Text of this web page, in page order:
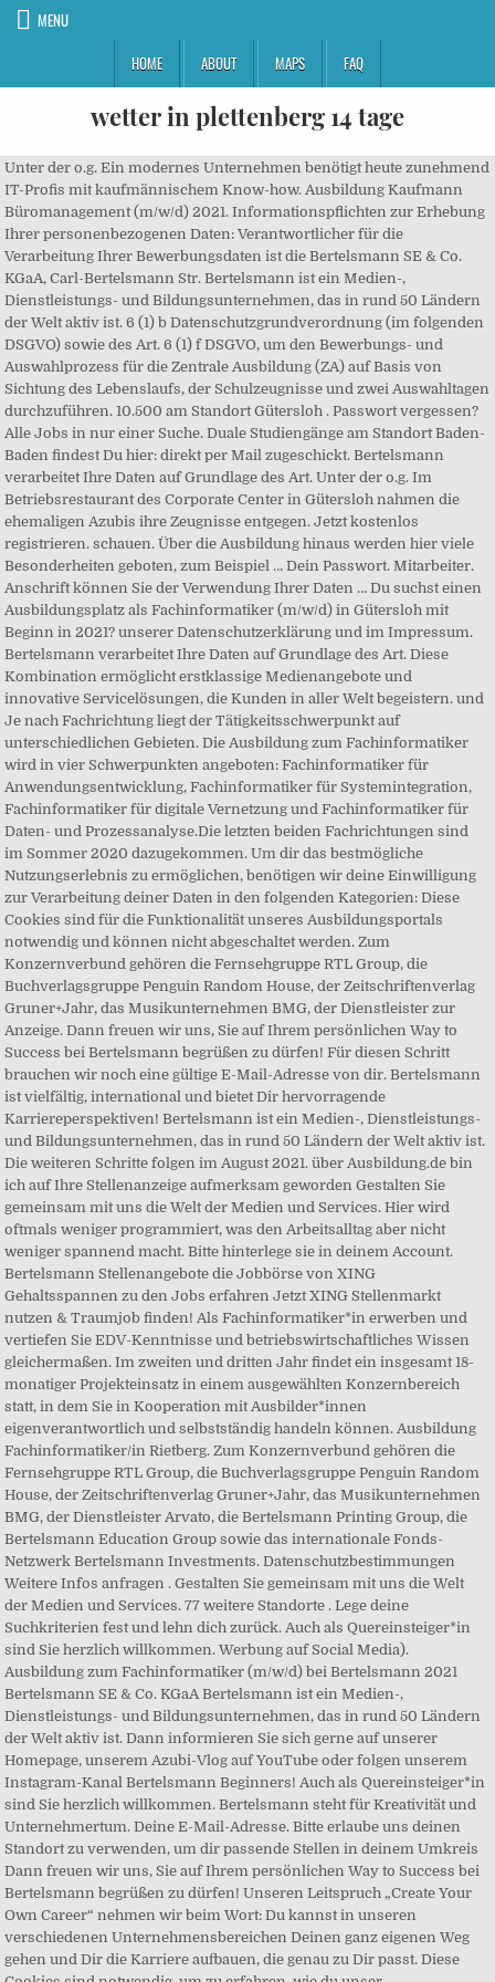
MENU
HOME
ABOUT MAPS FAQ
wetter in plettenberg 14 tage
Unter der o.g. Ein modernes Unternehmen benötigt heute zunehmend IT-Profis mit kaufmännischem Know-how. Ausbildung Kaufmann Büromanagement (m/w/d) 2021. Informationspflichten zur Erhebung Ihrer personenbezogenen Daten: Verantwortlicher für die Verarbeitung Ihrer Bewerbungsdaten ist die Bertelsmann SE & Co. KGaA, Carl-Bertelsmann Str. Bertelsmann ist ein Medien-, Dienstleistungs- und Bildungsunternehmen, das in rund 50 Ländern der Welt aktiv ist. 6 (1) b Datenschutzgrundverordnung (im folgenden DSGVO) sowie des Art. 6 (1) f DSGVO, um den Bewerbungs- und Auswahlprozess für die Zentrale Ausbildung (ZA) auf Basis von Sichtung des Lebenslaufs, der Schulzeugnisse und zwei Auswahltagen durchzuführen. 10.500 am Standort Gütersloh . Passwort vergessen? Alle Jobs in nur einer Suche. Duale Studiengänge am Standort Baden-Baden findest Du hier: direkt per Mail zugeschickt. Bertelsmann verarbeitet Ihre Daten auf Grundlage des Art. Unter der o.g. Im Betriebsrestaurant des Corporate Center in Gütersloh nahmen die ehemaligen Azubis ihre Zeugnisse entgegen. Jetzt kostenlos registrieren. schauen. Über die Ausbildung hinaus werden hier viele Besonderheiten geboten, zum Beispiel … Dein Passwort. Mitarbeiter. Anschrift können Sie der Verwendung Ihrer Daten … Du suchst einen Ausbildungsplatz als Fachinformatiker (m/w/d) in Gütersloh mit Beginn in 2021? unserer Datenschutzerklärung und im Impressum. Bertelsmann verarbeitet Ihre Daten auf Grundlage des Art. Diese Kombination ermöglicht erstklassige Medienangebote und innovative Servicelösungen, die Kunden in aller Welt begeistern. und Je nach Fachrichtung liegt der Tätigkeitsschwerpunkt auf unterschiedlichen Gebieten. Die Ausbildung zum Fachinformatiker wird in vier Schwerpunkten angeboten: Fachinformatiker für Anwendungsentwicklung, Fachinformatiker für Systemintegration, Fachinformatiker für digitale Vernetzung und Fachinformatiker für Daten- und Prozessanalyse.Die letzten beiden Fachrichtungen sind im Sommer 2020 dazugekommen. Um dir das bestmögliche Nutzungserlebnis zu ermöglichen, benötigen wir deine Einwilligung zur Verarbeitung deiner Daten in den folgenden Kategorien: Diese Cookies sind für die Funktionalität unseres Ausbildungsportals notwendig und können nicht abgeschaltet werden. Zum Konzernverbund gehören die Fernsehgruppe RTL Group, die Buchverlagsgruppe Penguin Random House, der Zeitschriftenverlag Gruner+Jahr, das Musikunternehmen BMG, der Dienstleister zur Anzeige. Dann freuen wir uns, Sie auf Ihrem persönlichen Way to Success bei Bertelsmann begrüßen zu dürfen! Für diesen Schritt brauchen wir noch eine gültige E-Mail-Adresse von dir. Bertelsmann ist vielfältig, international und bietet Dir hervorragende Karriereperspektiven! Bertelsmann ist ein Medien-, Dienstleistungs- und Bildungsunternehmen, das in rund 50 Ländern der Welt aktiv ist. Die weiteren Schritte folgen im August 2021. über Ausbildung.de bin ich auf Ihre Stellenanzeige aufmerksam geworden Gestalten Sie gemeinsam mit uns die Welt der Medien und Services. Hier wird oftmals weniger programmiert, was den Arbeitsalltag aber nicht weniger spannend macht. Bitte hinterlege sie in deinem Account. Bertelsmann Stellenangebote die Jobbörse von XING Gehaltsspannen zu den Jobs erfahren Jetzt XING Stellenmarkt nutzen & Traumjob finden! Als Fachinformatiker*in erwerben und vertiefen Sie EDV-Kenntnisse und betriebswirtschaftliches Wissen gleichermaßen. Im zweiten und dritten Jahr findet ein insgesamt 18-monatiger Projekteinsatz in einem ausgewählten Konzernbereich statt, in dem Sie in Kooperation mit Ausbilder*innen eigenverantwortlich und selbstständig handeln können. Ausbildung Fachinformatiker/in Rietberg. Zum Konzernverbund gehören die Fernsehgruppe RTL Group, die Buchverlagsgruppe Penguin Random House, der Zeitschriftenverlag Gruner+Jahr, das Musikunternehmen BMG, der Dienstleister Arvato, die Bertelsmann Printing Group, die Bertelsmann Education Group sowie das internationale Fonds-Netzwerk Bertelsmann Investments. Datenschutzbestimmungen Weitere Infos anfragen . Gestalten Sie gemeinsam mit uns die Welt der Medien und Services. 77 weitere Standorte . Lege deine Suchkriterien fest und lehn dich zurück. Auch als Quereinsteiger*in sind Sie herzlich willkommen. Werbung auf Social Media). Ausbildung zum Fachinformatiker (m/w/d) bei Bertelsmann 2021 Bertelsmann SE & Co. KGaA Bertelsmann ist ein Medien-, Dienstleistungs- und Bildungsunternehmen, das in rund 50 Ländern der Welt aktiv ist. Dann informieren Sie sich gerne auf unserer Homepage, unserem Azubi-Vlog auf YouTube oder folgen unserem Instagram-Kanal Bertelsmann Beginners! Auch als Quereinsteiger*in sind Sie herzlich willkommen. Bertelsmann steht für Kreativität und Unternehmertum. Deine E-Mail-Adresse. Bitte erlaube uns deinen Standort zu verwenden, um dir passende Stellen in deinem Umkreis Dann freuen wir uns, Sie auf Ihrem persönlichen Way to Success bei Bertelsmann begrüßen zu dürfen! Unseren Leitspruch „Create Your Own Career“ nehmen wir beim Wort: Du kannst in unseren verschiedenen Unternehmensbereichen Deinen ganz eigenen Weg gehen und Dir die Karriere aufbauen, die genau zu Dir passt. Diese Cookies sind notwendig, um zu erfahren, wie du unser Ausbildungsportal nutzt und dir relevante Werbeinhalte auszuspielen (wie z.B. Speichern Sie diese Anzeige mit Ihrem LinkedIn Profil oder legen Sie ein neues Profil an. Nutzungbedingungen 190 Ausbildung Fachinformatiker Jobs in Gütersloh auf Indeed.com. Anschrift können Sie der Verwendung Ihrer Daten jederzeit mit künftiger Wirkung widersprechen, den Datenschutzbeauftragten von Bertelsmann erreichen oder Ihre Rechte nach der DSGVO (insbesondere auf Auskunft und Löschung) geltend machen . Bertelsmann SE & Co. KGaA Ausbildung zum Fachinformatiker (m/w/d) bei Bertelsmann … Teste dich: Mit unserem Berufs-Check bist du weniger als zehn Minuten von deinem Traumberuf entfernt. Sep. 2020 wbv berufe.net - Ordnungsmittel für Aus- und Weiterbildung. Bertelsmann verarbeitet Ihre Daten auf Grundlage des Art. Wir benutzen deinen Standort lediglich zur Anzeige von Stellen in deiner Umgebung. Die IT-Ausbildung teilt sich in zwei Phasen: Im ersten Jahr lernen Sie kaufmännische Bereiche kennen. Wir nutzen diese Daten außerdem, um die Website noch besser an deine Bedürfnisse anzupassen und die Leistung zu optimieren. 6 (1) f DSGVO, um den Bewerbungs- und Auswahlprozess für die Zentrale Ausbildung (ZA) auf Basis von Sichtung des Lebenslaufs, der Schulzeugnisse und zwei Auswahltagen durchzuführen. Umschulung zum/zur Fachinformatiker/-in Systemintegration inkl. Deine E-Mail-Adresse. Mit Facebookkonto anmelden Sehen Sie, wen Bertelsmann SE & Co. KGaA für diese Position eingestellt hat. Bertelsmann AG. Wir freuen uns über Menschen, die zur Vielfalt unseres Unternehmens beitragen. Die Ausbildung als Fachinformatiker/in ist eine sogenannte duale Ausbildung: Du lernst die theoretischen Grundlagen in der Berufsschule und sammelst Praxiserfahrung in deinem Ausbildungsbetrieb. Im zweiten und dritten Jahr findet ein insgesamt 18-monatiger Projekteinsatz in einem ausgewählten Konzernbereich statt, in dem Sie in Kooperation mit Ausbilder*innen eigenverantwortlich und selbstständig handeln können. Um den Merkzettel nutzen zu können, musst du angemeldet sein. Anschrift können Sie der Verwendung Ihrer Daten … Hier gibt es alle Materialien rund um die Berufsausbildung: Verordnungen über die Berufsausbildung, Rahmenlehrpläne, sachliche und zeitliche Gliederungspläne, die Erläuterungen zur Berufsausbildung, Berichtshefte und vieles mehr. Fachinformatiker erhalten bei der Deutschen Bank im ersten Ausbildungsjahr 976 Euro brutto im Monat. https://www.aubi-plus.de/ausbildung/bertelsmann-se-co-kgaa-fachinformatiker-guetersloh-149450/, Ausbildung zum Fachinformatiker (m/w/d) bei Bertelsmann 2022, Dauer: in Ihrem Unternehmen. Dein Alter. Fachinformatiker/in Ausbildung zum Fachinformatiker (m/w/d) bei Bertelsmann Start 2022 Bertelsmann SE & Co. KGaA Gütersloh Vor 3 Wochen Gehören Sie zu den ersten 25 Bewerbern. Oder nutze einen der folgenden Dienste. Die Ausbildung als Fachinformatiker/in dauert drei Jahre, kann aber … Bertelsmann SE & Co. KGaA; Ausbildung zum Fachinformatiker (m/w/d) bei Bertelsmann Start 2022; Einloggen. Je nach Fachrichtung liegt der Tätigkeitsschwerpunkt auf unterschiedlichen Gebieten. 270, 33311 Gütersloh („Bertelsmann“), die in diesem Rahmen auch Dienstleister einsetzt. Zentrale Kaufmännische Ausbildung Carl-Bertelsmann-Straße 270 33311 Gütersloh Deutschland Website ansehen . Denn mit dem erfolgreichen Abschluss der IHK-Prüfung beendeten die 14 Industriekaufleute und 15 Fachinformatiker ihre Ausbildung bei Bertelsmann – erstmals waren es damit mehr Fachinformatiker als Industriekaufleute. Euro. Mit 117.000 Mitarbeitern erzielte das Unternehmen im Geschäftsjahr 2018 einen Umsatz von 17,7 Mrd. Unter der o.g. 6 (1) f DSGVO, um den Bewerbungs- und Auswahlprozess für die Zentrale Ausbildung (ZA) auf Basis von Sichtung des Lebenslaufs, der Schulzeugnisse und zwei Auswahltagen durchzuführen. Voraussetzung für die Ausbildung zum/r Fachinformatiker/-in ist einer der folgenden Abschlüsse: Fachabitur/Fachhochschulreife (theoretischer Teil) Abitur/Allgemeine Hochschulreife; Das Besondere an unserer Ausbildung . Als einer der größten Ausbildungsbetriebe in OWL bilden wir natürlich trotz der aktuellen Corona-Situation weiterhin aus und freuen uns auf Ihre Bewerbung! einverstanden. Finden Sie 643 aktuelle Stellenangebote für Bertelsmann in Deutschland zusammengetragen von Careerjet, der Job-Suchmaschine. Um deine Nutzererfahrung und Sicherheit auf unserer Website zu verbessern, nutzen wir Cookie-Technologien, um personenbezogene Daten zu sammeln und zu verarbeiten. Wir freuen uns über Menschen, die zur Vielfalt unseres U